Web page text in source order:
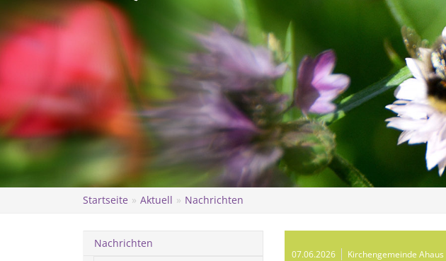
Startseite Aktuell Nachrichten
Nachrichten
07.06.2026 Kirchengemeinde Ahaus